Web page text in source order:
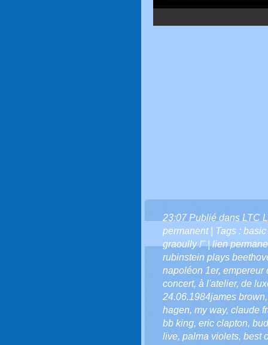
23:07 Publié dans LTC
permanent| Tags : basic
graoully !" | lien
rubinstein plays
napoléon 1er, empereur
concert, à l'atelier, de
24.06.1984james brown
hagen, my way, claude
bb king, eric clapton,
live, palma violets, best